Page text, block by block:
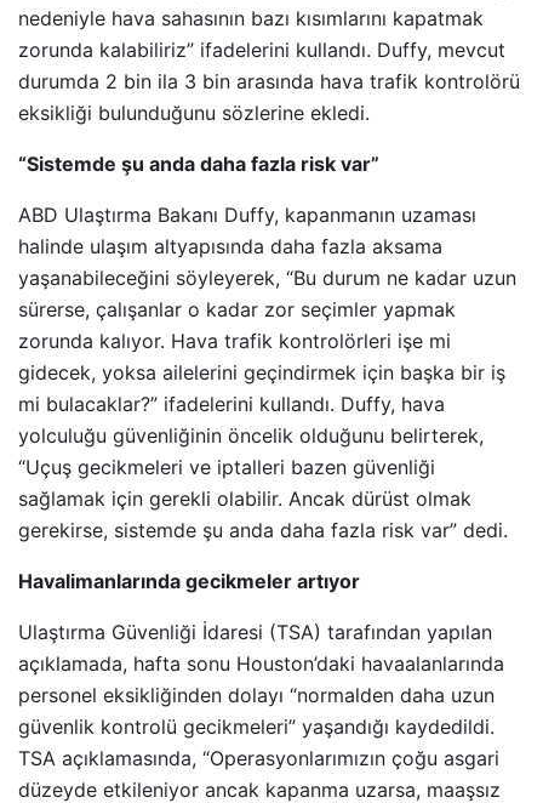
nedeniyle hava sahasının bazı kısımlarını kapatmak
zorunda kalabiliriz” ifadelerini kullandı. Duffy, mevcut
durumda 2 bin ila 3 bin arasında hava trafik kontrolörü
eksikliği bulunduğunu sözlerine ekledi.
“Sistemde şu anda daha fazla risk var”
ABD Ulaştırma Bakanı Duffy, kapanmanın uzaması
halinde ulaşım altyapısında daha fazla aksama
yaşanabileceğini söyleyerek, “Bu durum ne kadar uzun
sürerse, çalışanlar o kadar zor seçimler yapmak
zorunda kalıyor. Hava trafik kontrolörleri işe mi
gidecek, yoksa ailelerini geçindirmek için başka bir iş
mi bulacaklar?” ifadelerini kullandı. Duffy, hava
yolculuğu güvenliğinin öncelik olduğunu belirterek,
“Uçuş gecikmeleri ve iptalleri bazen güvenliği
sağlamak için gerekli olabilir. Ancak dürüst olmak
gerekirse, sistemde şu anda daha fazla risk var” dedi.
Havalimanlarında gecikmeler artıyor
Ulaştırma Güvenliği İdaresi (TSA) tarafından yapılan
açıklamada, hafta sonu Houston’daki havaalanlarında
personel eksikliğinden dolayı “normalden daha uzun
güvenlik kontrolü gecikmeleri” yaşandığı kaydedildi.
TSA açıklamasında, “Operasyonlarımızın çoğu asgari
düzeyde etkileniyor ancak kapanma uzarsa, maaşsız